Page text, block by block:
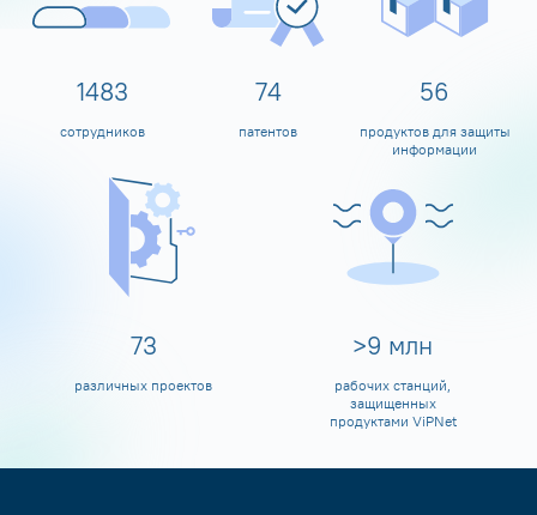
1599
сотрудников
80
патентов
60
продуктов для защиты
информации
80
различных проектов
>10 млн
рабочих станций,
защищенных
продуктами ViPNet